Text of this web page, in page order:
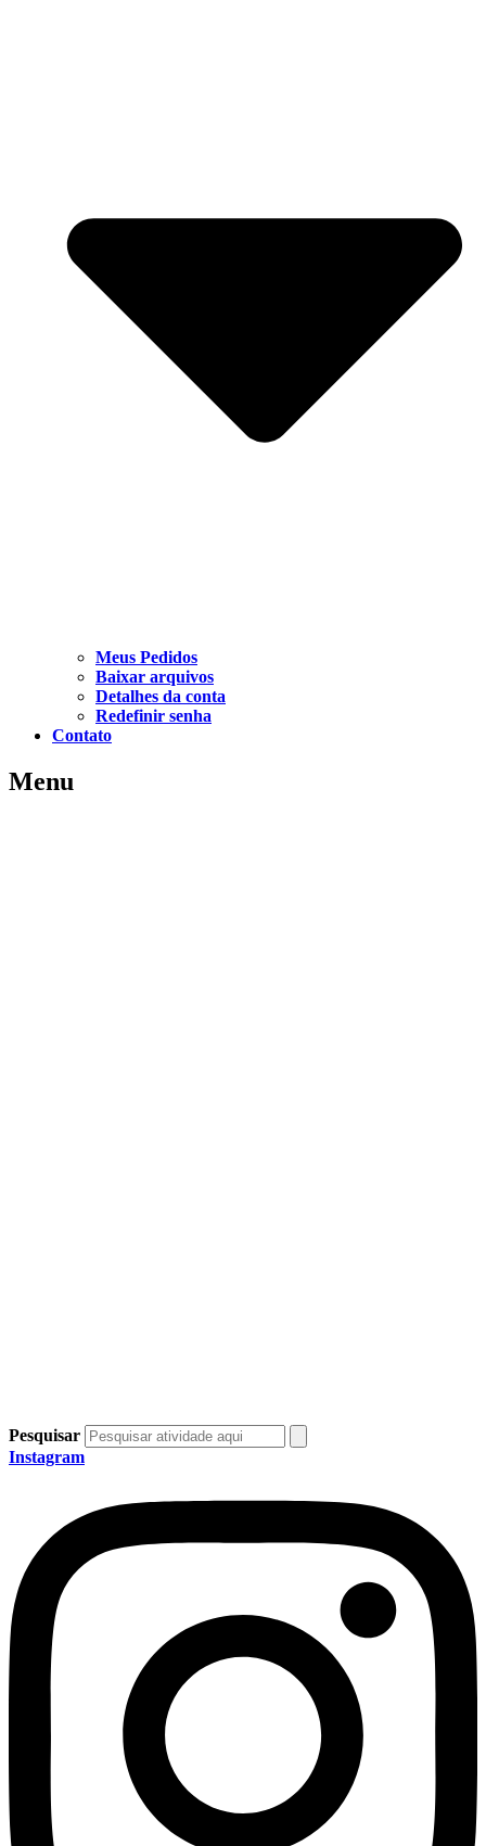
Meus Pedidos
Baixar arquivos
Detalhes da conta
Redefinir senha
Contato
Menu
Pesquisar
Instagram